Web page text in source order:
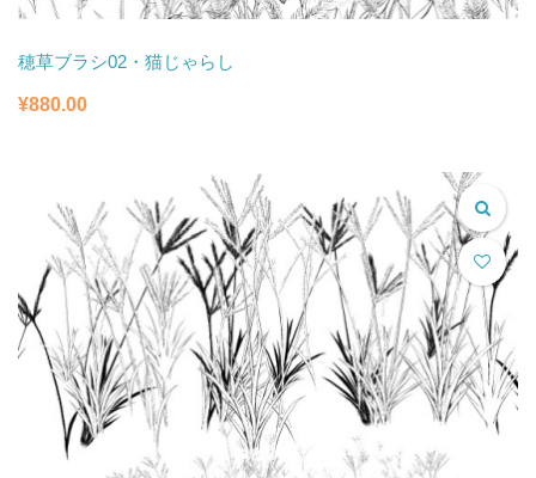
穂草ブラシ02・猫じゃらし
¥880.00